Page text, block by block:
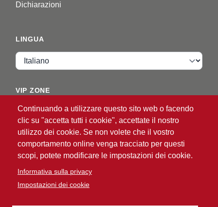
Dichiarazioni
Continuando a utilizzare questo sito web o facendo
clic su "accetta tutti i cookie", accettate il nostro
utilizzo dei cookie. Se non volete che il vostro
comportamento online venga tracciato per questi
scopi, potete modificare le impostazioni dei cookie.
Informativa sulla privacy
Impostazioni dei cookie
LINGUA
Lingua
VIP ZONE
Accedi
© 2026 ATG®Intelligent Glove Solutions. Tutti i diritti